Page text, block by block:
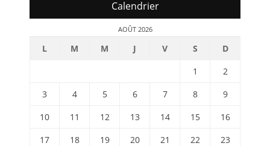
Calendrier
AOÛT 2026
L M M J V S
D
1
2
3
4 5 6 7 8
9
10
11 12 13 14 15
16
17
18 19 20 21 22
23